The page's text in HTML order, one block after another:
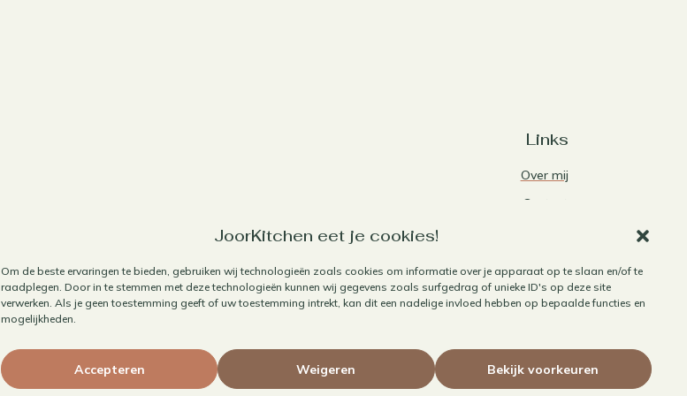
JoorKitchen eet je cookies!
Om de beste ervaringen te bieden, gebruiken wij technologieën zoals cookies om informatie over je apparaat op te slaan en/of te
raadplegen. Door in te stemmen met deze technologieën kunnen wij gegevens zoals surfgedrag of unieke ID's op deze site
verwerken. Als je geen toestemming geeft of uw toestemming intrekt, kan dit een nadelige invloed hebben op bepaalde functies en
mogelijkheden.
Accepteren Weigeren Bekijk voorkeuren
Links
Over mij
Contact
Algemene voorwaarden
Cookiebeleid